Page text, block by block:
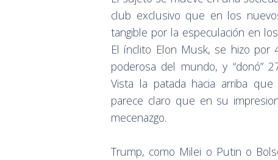
club exclusivo que en los
tangible por la especulación en
El ínclito Elon Musk, se hizo por
poderosa del mundo, y “donó”
Vista la patada hacia arriba
parece claro que en su
mecenazgo.
Trump, como Milei o Putin o